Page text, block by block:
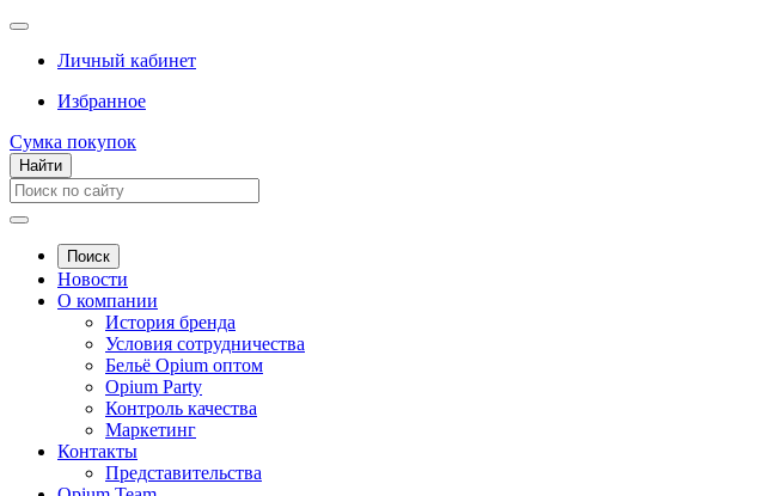
Личный кабинет
Избранное
Сумка покупок
Найти
Поиск
Новости
О компании
История бренда
Условия сотрудничества
Бельё Opium оптом
Opium Party
Контроль качества
Маркетинг
Контакты
Представительства